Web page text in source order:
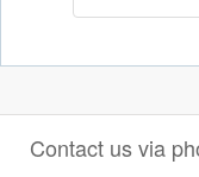
Contact us via